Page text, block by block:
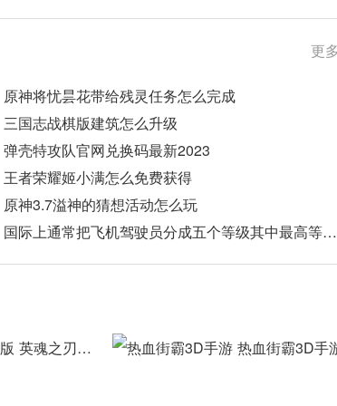
更
原神将忧昙花带给残灵任务怎么完成
三国志战棋版建筑怎么升级
弹壳特攻队官网兑换码最新2023
王者荣耀姬小满怎么免费获得
原神3.7溢神的猜想活动怎么玩
国际上通常把飞机驾驶员分成五个等级其中最高等级是
英魂之刃手游九游版
热血街霸3D手